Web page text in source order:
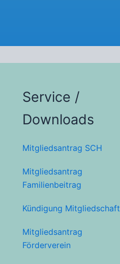
Service /
Downloads
Mitgliedsantrag SCH
Mitgliedsantrag
Familienbeitrag
Kündigung Mitgliedschaft
Mitgliedsantrag
Förderverein